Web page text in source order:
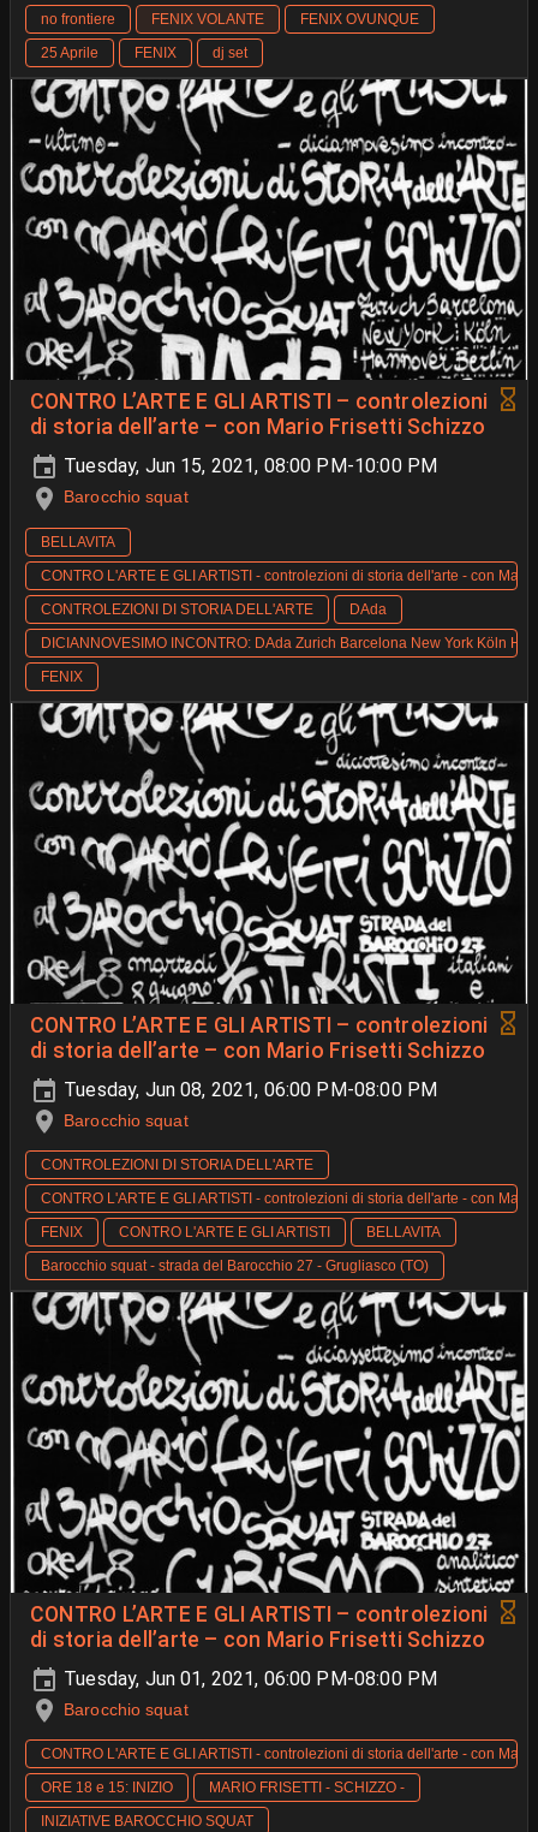
no frontiere FENIX VOLANTE
FENIX OVUNQUE
25 Aprile
FENIX dj set
CONTRO L’ARTE E GLI ARTISTI – controlezioni
di storia dell’arte – con Mario Frisetti Schizzo
Tuesday, Jun 15, 2021, 08:00 PM-10:00 PM
Barocchio squat
BELLAVITA
CONTRO L'ARTE E GLI ARTISTI - controlezioni di storia dell'arte - con
CONTROLEZIONI DI STORIA DELL'ARTE
DAda
DICIANNOVESIMO INCONTRO: DAda Zurich Barcelona New York Köln
FENIX
CONTRO L’ARTE E GLI ARTISTI – controlezioni
di storia dell’arte – con Mario Frisetti Schizzo
Tuesday, Jun 08, 2021, 06:00 PM-08:00 PM
Barocchio squat
CONTROLEZIONI DI STORIA DELL'ARTE
CONTRO L'ARTE E GLI ARTISTI - controlezioni di storia dell'arte - con
FENIX
CONTRO L'ARTE E GLI ARTISTI
BELLAVITA
Barocchio squat - strada del Barocchio 27 - Grugliasco (TO)
CONTRO L’ARTE E GLI ARTISTI – controlezioni
di storia dell’arte – con Mario Frisetti Schizzo
Tuesday, Jun 01, 2021, 06:00 PM-08:00 PM
Barocchio squat
CONTRO L'ARTE E GLI ARTISTI - controlezioni di storia dell'arte - con
ORE 18 e 15: INIZIO
MARIO FRISETTI - SCHIZZO -
INIZIATIVE BAROCCHIO SQUAT